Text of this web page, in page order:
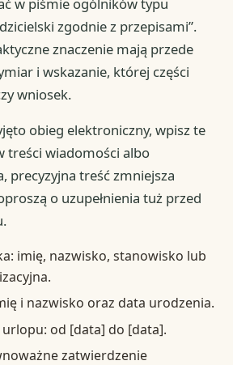
zgodnie z przepisami”.
znaczenie mają przede
i wskazanie, której części
wniosek.
obieg elektroniczny, wpisz te
treści wiadomości albo
precyzyjna treść zmniejsza
o uzupełnienia tuż przed
imię, nazwisko, stanowisko lub
i nazwisko oraz data urodzenia.
urlopu: od [data] do [data].
zatwierdzenie